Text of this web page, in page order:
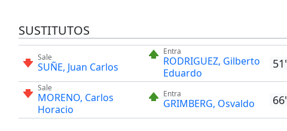
SUSTITUTOS
Sale
SUÑE, Juan Carlos
Entra
RODRIGUEZ, Gilberto
Eduardo
51'
Sale
MORENO, Carlos
Horacio
Entra
GRIMBERG, Osvaldo 66'